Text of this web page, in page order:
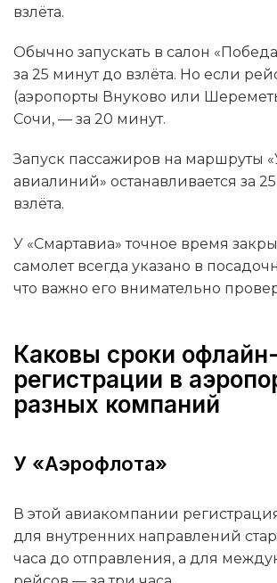
взлёта.
Обычно запускать в салон
за 25 минут до взлёта. Но если
(аэропорты Внуково или
Сочи, — за 20 минут.
Запуск пассажиров на маршруты
авиалиний» останавливается за
взлёта.
У «Смартавиа» точное время
самолет всегда указано в
что важно его внимательно
Каковы сроки офлайн-
регистрации в
разных компаний
У «Аэрофлота»
В этой авиакомпании
для внутренних направлений
часа до отправления, а для